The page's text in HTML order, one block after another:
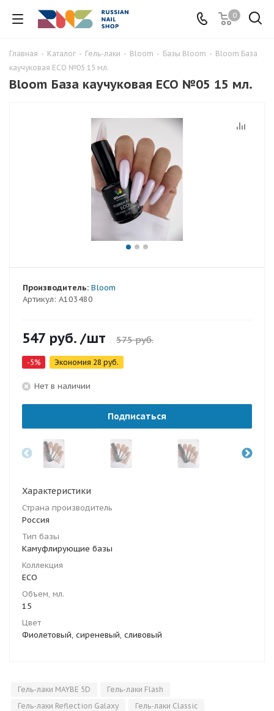
0
Главная - Каталог - Гель-лаки - Bloom - Базы Bloom - Bloom База
каучуковая ECO №05 15 мл.
Bloom База каучуковая ECO №05 15 мл.
Артикул: A103480
Производитель: Bloom
547 руб. /шт 575руб.
-5% Экономия 28 руб.
Нет в наличии
Подписаться
Характеристики
Страна производитель
Россия
Тип базы
Камуфлирующие базы
Коллекция
ECO
Объем, мл.
15
Цвет
Фиолетовый, сиреневый, сливовый
Гель-лаки MAYBE 5D
Гель-лаки Flash
Гель-лаки Reflection Galaxy
Гель-лаки Classic